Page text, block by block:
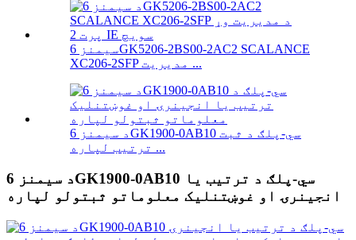
سیمنز 6GK5206-2BS00-2AC2 SCALANCE
XC206-2SFP مدیریت ...
د سیمنز 6GK1900-0AB10 سي-پلګ د ثبت
ترتیب لپاره ...
د سیمنز 6GK1900-0AB10 سي-پلګ د ترتیب یا
انجینرۍ او غوښتنلیک معلوماتو ثبتولو لپاره